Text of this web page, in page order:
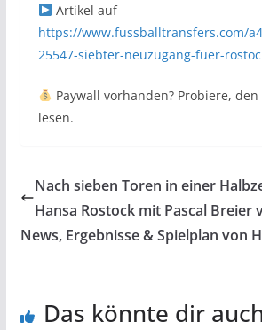
Artikel auf
https://www.fussballtransfers.com/
25547-siebter-neuzugang-fuer-
Paywall vorhanden? Probiere,
lesen.
Nach sieben Toren in einer
Hansa Rostock mit Pascal Breier
News, Ergebnisse & Spielplan von
Das könnte dir